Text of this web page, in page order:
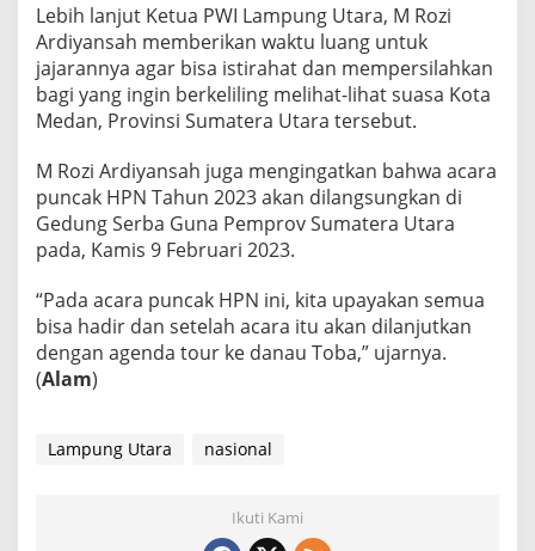
Lebih lanjut Ketua PWI Lampung Utara, M Rozi
Ardiyansah memberikan waktu luang untuk
jajarannya agar bisa istirahat dan mempersilahkan
bagi yang ingin berkeliling melihat-lihat suasa Kota
Medan, Provinsi Sumatera Utara tersebut.
M Rozi Ardiyansah juga mengingatkan bahwa acara
puncak HPN Tahun 2023 akan dilangsungkan di
Gedung Serba Guna Pemprov Sumatera Utara
pada, Kamis 9 Februari 2023.
“Pada acara puncak HPN ini, kita upayakan semua
bisa hadir dan setelah acara itu akan dilanjutkan
dengan agenda tour ke danau Toba,” ujarnya.
(Alam)
Lampung Utara nasional
Ikuti Kami